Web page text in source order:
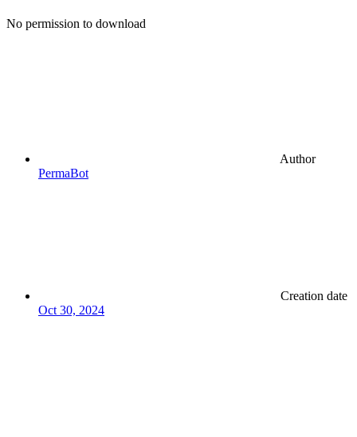
No permission to download
Author
PermaBot
Creation date
Oct 30, 2024